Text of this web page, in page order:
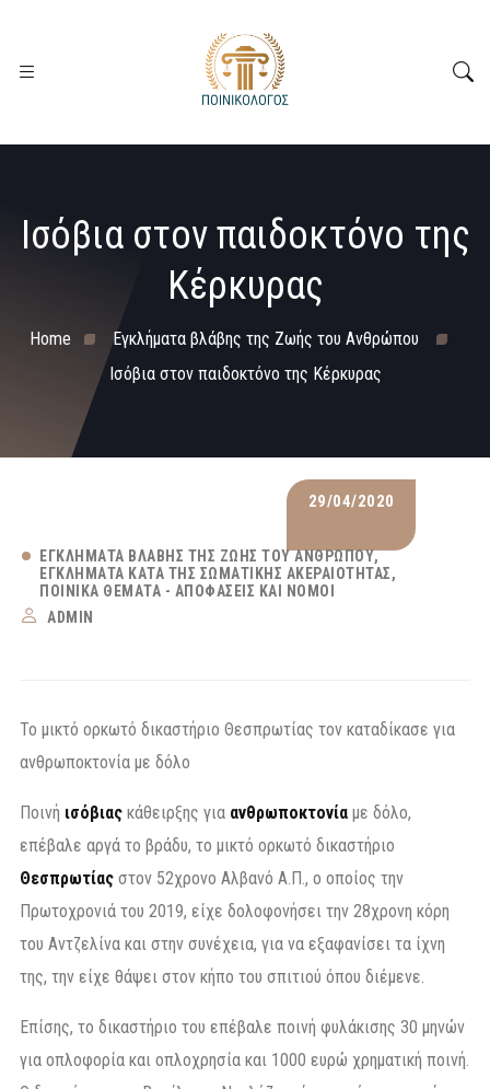
Ισόβια στον παιδοκτόνο της
Κέρκυρας
Home
Εγκλήματα βλάβης της Ζωής του Ανθρώπου
Ισόβια στον παιδοκτόνο της Κέρκυρας
29/04/2020
ΕΓΚΛΉΜΑΤΑ ΒΛΆΒΗΣ ΤΗΣ ΖΩΉΣ ΤΟΥ ΑΝΘΡΏΠΟΥ
ΕΓΚΛΉΜΑΤΑ ΚΑΤΆ ΤΗΣ ΣΩΜΑΤΙΚΉΣ ΑΚΕΡΑΙΌΤΗΤΑΣ
ΠΟΙΝΙΚΆ ΘΈΜΑΤΑ - ΑΠΟΦΆΣΕΙΣ ΚΑΙ ΝΌΜΟΙ
ADMIN
Το μικτό ορκωτό δικαστήριο Θεσπρωτίας τον καταδίκασε για
ανθρωποκτονία με δόλο
Ποινή ισόβιας κάθειρξης για ανθρωποκτονία με δόλο,
επέβαλε αργά το βράδυ, το μικτό ορκωτό δικαστήριο
Θεσπρωτίας στον 52χρονο Αλβανό Α.Π., ο οποίος την
Πρωτοχρονιά του 2019, είχε δολοφονήσει την 28χρονη κόρη
του Αντζελίνα και στην συνέχεια, για να εξαφανίσει τα ίχνη
της, την είχε θάψει στον κήπο του σπιτιού όπου διέμενε.
Επίσης, το δικαστήριο του επέβαλε ποινή φυλάκισης 30 μηνών
για οπλοφορία και οπλοχρησία και 1000 ευρώ χρηματική ποινή.